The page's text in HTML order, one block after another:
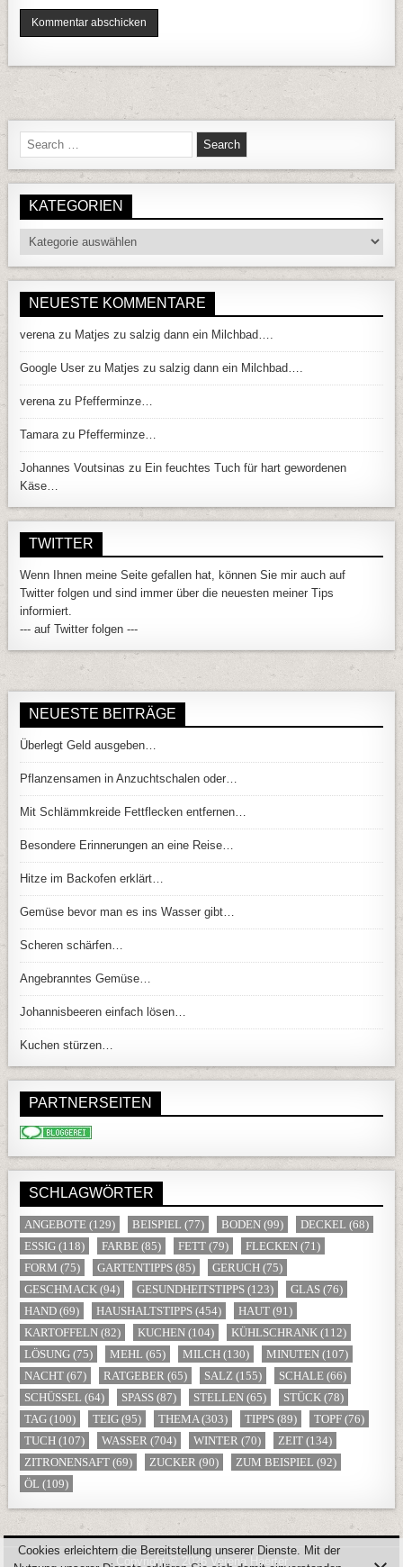
Search for:
KATEGORIEN
Kategorien
NEUESTE KOMMENTARE
verenazu Matjes zu salzig dann ein Milchbad….
Google User zu Matjes zu salzig dann ein Milchbad….
verenazu Pfefferminze…
Tamarazu Pfefferminze…
Johannes Voutsinas zu Ein feuchtes Tuch für hart gewordenen
Käse…
TWITTER
Wenn Ihnen meine Seite gefallen hat, können Sie mir auch auf
Twitter folgen und sind immer über die neuesten meiner Tips
informiert.
--- auf Twitter folgen ---
NEUESTE BEITRÄGE
Überlegt Geld ausgeben…
Pflanzensamen in Anzuchtschalen oder…
Mit Schlämmkreide Fettflecken entfernen…
Besondere Erinnerungen an eine Reise…
Hitze im Backofen erklärt…
Gemüse bevor man es ins Wasser gibt…
Scheren schärfen…
Angebranntes Gemüse…
Johannisbeeren einfach lösen…
Kuchen stürzen…
PARTNERSEITEN
SCHLAGWÖRTER
ANGEBOTE (129) BEISPIEL (77) BODEN (99) DECKEL (68)
ESSIG (118) FARBE (85) FETT (79) FLECKEN (71)
FORM (75) GARTENTIPPS (85) GERUCH (75)
GESCHMACK (94) GESUNDHEITSTIPPS (123) GLAS (76)
HAND (69) HAUSHALTSTIPPS (454) HAUT (91)
KARTOFFELN (82) KUCHEN (104) KÜHLSCHRANK (112)
LÖSUNG (75) MEHL (65) MILCH (130) MINUTEN (107)
NACHT (67) RATGEBER (65) SALZ (155) SCHALE (66)
SCHÜSSEL (64) SPASS (87) STELLEN (65) STÜCK (78)
TAG (100) TEIG (95) THEMA(303) TIPPS (89) TOPF (76)
TUCH (107) WASSER (704) WINTER (70) ZEIT (134)
ZITRONENSAFT (69) ZUCKER (90) ZUM BEISPIEL (92)
ÖL (109)
Copyright © 2026 Verena Haerter
Cookies erleichtern die Bereitstellung unserer Dienste. Mit der